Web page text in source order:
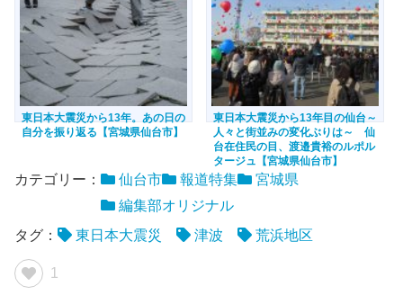
東日本大震災から13年。あの日の
自分を振り返る【宮城県仙台市】
東日本大震災から13年目の仙台～
人々と街並みの変化ぶりは～ 仙
台在住民の目、渡邉貴裕のルポル
タージュ【宮城県仙台市】
カテゴリー： 仙台市 報道特集
宮城県
編集部オリジナル
タグ：
東日本大震災 津波 荒浜地区
1